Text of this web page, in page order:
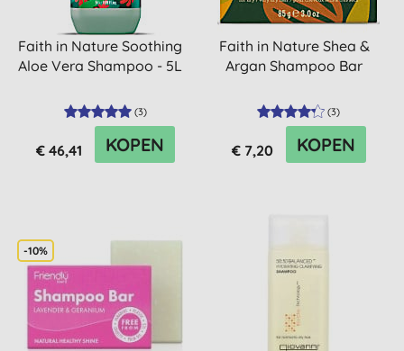
Faith in Nature Soothing
Aloe Vera Shampoo - 5L
(3)
€ 46,41 KOPEN
Faith in Nature Shea &
Argan Shampoo Bar
(3)
€ 7,20 KOPEN
-10%